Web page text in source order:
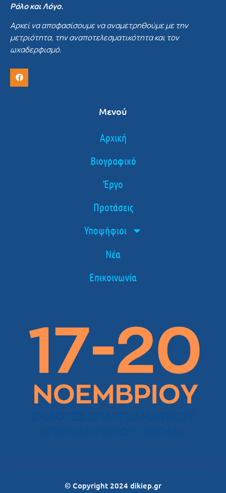
Ρόλο και Λόγο.
Αρκεί να αποφασίσουμε να αναμετρηθούμε με την
μετριότητα, την αναποτελεσματικότητα και τον
ωχαδερφισμό.
Μενού
Αρχική
Βιογραφικό
Έργο
Προτάσεις
Υποψήφιοι
Νέα
Επικοινωνία
© Copyright 2024 dikiep.gr